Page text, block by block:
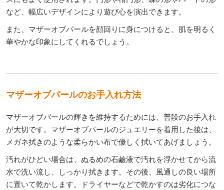
など、幅広いデザインにより遊び心を演出できます。
また、マザーオブパールを顔回りに身につけると、肌を明るく
華やかな印象にしてくれるでしょう。
マザーオブパールのお手入れ方法
マザーオブパールの輝きを維持するためには、普段のお手入れ
が大切です。マザーオブパールのジュエリーを着用した後は、
メガネ拭きのような柔らかい布で優しく拭いてあげましょう。
汚れがひどい場合は、ぬるめの石鹼液で汚れを浮かせてから流
水で洗い流し、しっかり拭きます。その後、風通しの良い場所
に置いて乾かします。ドライヤーなどで乾かすのは劣化につな